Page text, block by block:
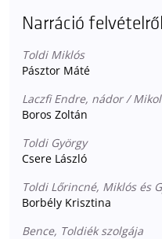
Narráció
Toldi Miklós
Pásztor Máté
Laczfi Endre, nádor /
Boros Zoltán
Toldi György
Csere László
Toldi Lőrincné, Miklós és
Borbély Krisztina
Bence, Toldiék szolgája